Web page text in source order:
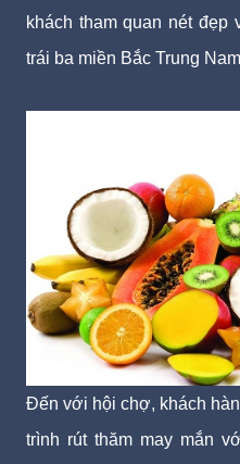
khách tham quan nét đẹp
trái ba miền Bắc Trung
Đến với hội chợ, khách
trình rút thăm may mắn